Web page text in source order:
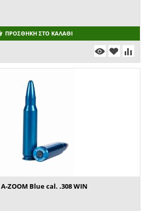
ΠΡΟΣΘΉΚΗ ΣΤΟ ΚΑΛΆΘΙ
ZOOM Blue cal. .308 WIN